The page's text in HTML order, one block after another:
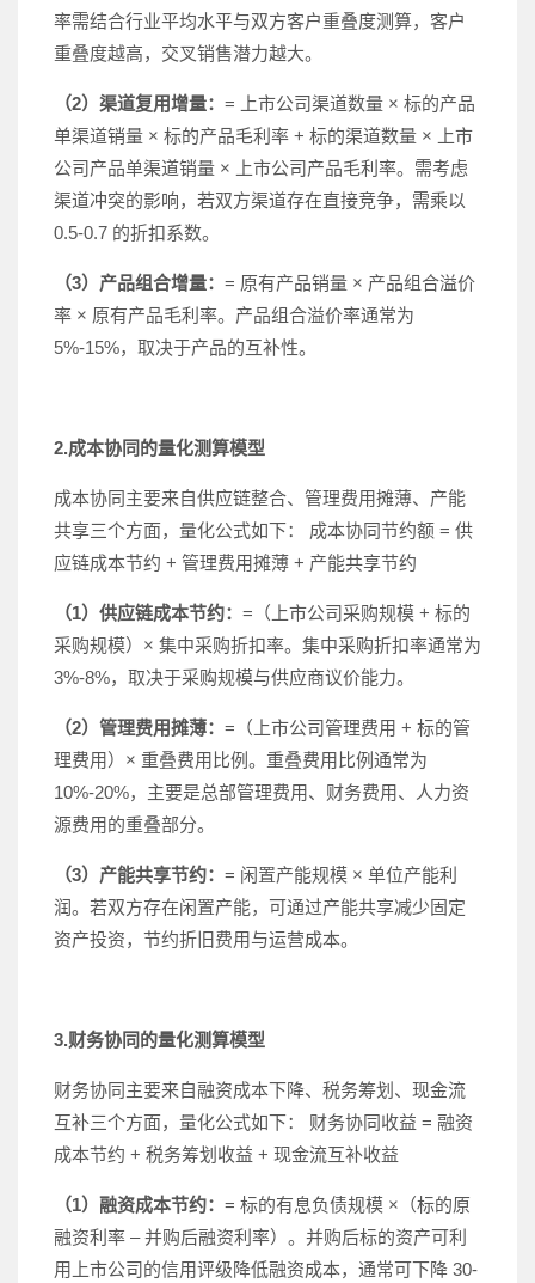
率需结合行业平均水平与双方客户重叠度测算，客户
重叠度越高，交叉销售潜力越大。
（2）渠道复用增量： = 上市公司渠道数量 × 标的产品
单渠道销量 × 标的产品毛利率 + 标的渠道数量 × 上市
公司产品单渠道销量 × 上市公司产品毛利率。需考虑
渠道冲突的影响，若双方渠道存在直接竞争，需乘以
0.5-0.7 的折扣系数。
（3）产品组合增量： = 原有产品销量 × 产品组合溢价
率 × 原有产品毛利率。产品组合溢价率通常为
5%-15%，取决于产品的互补性。
2.成本协同的量化测算模型
成本协同主要来自供应链整合、管理费用摊薄、产能
共享三个方面，量化公式如下： 成本协同节约额 = 供
应链成本节约 + 管理费用摊薄 + 产能共享节约
（1）供应链成本节约： =（上市公司采购规模 + 标的
采购规模）× 集中采购折扣率。集中采购折扣率通常为
3%-8%，取决于采购规模与供应商议价能力。
（2）管理费用摊薄： =（上市公司管理费用 + 标的管
理费用）× 重叠费用比例。重叠费用比例通常为
10%-20%，主要是总部管理费用、财务费用、人力资
源费用的重叠部分。
（3）产能共享节约： = 闲置产能规模 × 单位产能利
润。若双方存在闲置产能，可通过产能共享减少固定
资产投资，节约折旧费用与运营成本。
3.财务协同的量化测算模型
财务协同主要来自融资成本下降、税务筹划、现金流
互补三个方面，量化公式如下： 财务协同收益 = 融资
成本节约 + 税务筹划收益 + 现金流互补收益
（1）融资成本节约： = 标的有息负债规模 ×（标的原
融资利率 – 并购后融资利率）。并购后标的资产可利
用上市公司的信用评级降低融资成本，通常可下降 30-